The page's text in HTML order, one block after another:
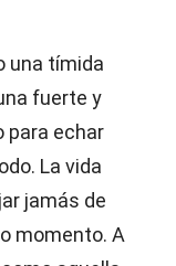
una tímida
fuerte y
para echar
La vida
jamás de
momento. A